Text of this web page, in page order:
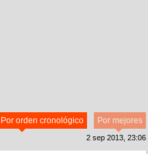
Por mejores
Por orden cronológico
2 sep 2013, 23:06